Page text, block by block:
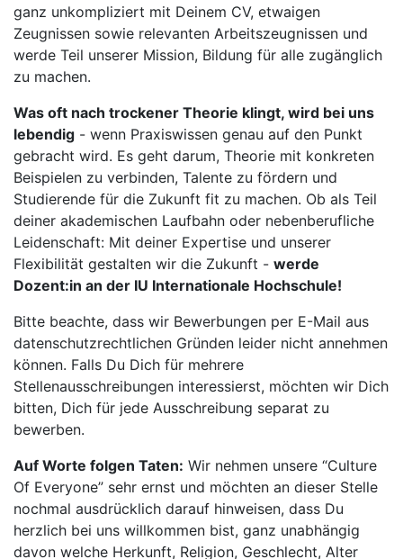
ganz unkompliziert mit Deinem CV, etwaigen
Zeugnissen sowie relevanten Arbeitszeugnissen und
werde Teil unserer Mission, Bildung für alle zugänglich
zu machen.
Was oft nach trockener Theorie klingt, wird bei uns
lebendig - wenn Praxiswissen genau auf den Punkt
gebracht wird. Es geht darum, Theorie mit konkreten
Beispielen zu verbinden, Talente zu fördern und
Studierende für die Zukunft fit zu machen. Ob als Teil
deiner akademischen Laufbahn oder nebenberufliche
Leidenschaft: Mit deiner Expertise und unserer
Flexibilität gestalten wir die Zukunft - werde
Dozent:in an der IU Internationale Hochschule!
Bitte beachte, dass wir Bewerbungen per E-Mail aus
datenschutzrechtlichen Gründen leider nicht annehmen
können. Falls Du Dich für mehrere
Stellenausschreibungen interessierst, möchten wir Dich
bitten, Dich für jede Ausschreibung separat zu
bewerben.
Auf Worte folgen Taten: Wir nehmen unsere “Culture
Of Everyone” sehr ernst und möchten an dieser Stelle
nochmal ausdrücklich darauf hinweisen, dass Du
herzlich bei uns willkommen bist, ganz unabhängig
davon welche Herkunft, Religion, Geschlecht, Alter